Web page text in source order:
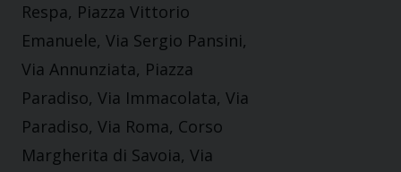
Respa, Piazza Vittorio
Emanuele, Via Sergio Pansini,
Via Annunziata, Piazza
Paradiso, Via Immacolata, Via
Paradiso, Via Roma, Corso
Margherita di Savoia, Via